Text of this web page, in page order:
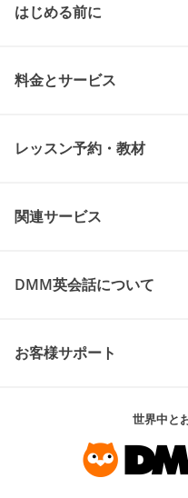
はじめる前に
料金とサービス
レッスン予約・教材
関連サービス
DMM英会話について
お客様サポート
世界中と